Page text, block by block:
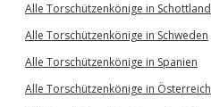
Alle Torschützenkönige in Schottland
Alle Torschützenkönige in Schweden
Alle Torschützenkönige in Spanien
Alle Torschützenkönige in Österreich